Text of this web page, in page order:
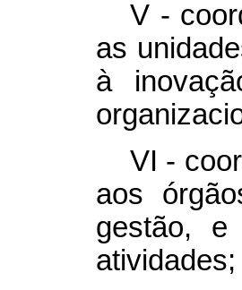
V -
as
à
VI -
aos
gestão,
atividades;